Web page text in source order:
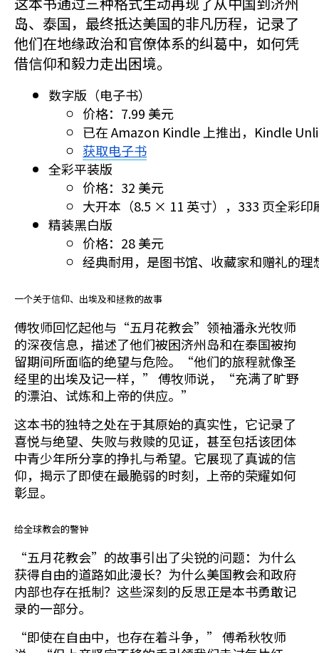
岛、泰国，最终抵达美国的非凡历程，记录了
他们在地缘政治和官僚体系的纠葛中，如何凭
借信仰和毅力走出困境。
数字版（电子书）
价格：7.99 美元
已在 Amazon Kindle 上推出，Kindle
获取电子书
全彩平装版
价格：32 美元
大开本（8.5 × 11 英寸），333 页全彩
精装黑白版
价格：28 美元
经典耐用，是图书馆、收藏家和赠礼的理
一个关于信仰、出埃及和拯救的故事
傅牧师回忆起他与“五月花教会”领袖潘永光牧师
的深夜信息，描述了他们被困济州岛和在泰国被拘
留期间所面临的绝望与危险。“他们的旅程就像圣
经里的出埃及记一样，” 傅牧师说，“充满了旷野
的漂泊、试炼和上帝的供应。”
这本书的独特之处在于其原始的真实性，它记录了
喜悦与绝望、失败与救赎的见证，甚至包括该团体
中青少年所分享的挣扎与希望。它展现了真诚的信
仰，揭示了即使在最脆弱的时刻，上帝的荣耀如何
彰显。
给全球教会的警钟
“五月花教会”的故事引出了尖锐的问题：为什么
获得自由的道路如此漫长？为什么美国教会和政府
内部也存在抵制？这些深刻的反思正是本书勇敢记
录的一部分。
“即使在自由中，也存在着斗争，” 傅希秋牧师